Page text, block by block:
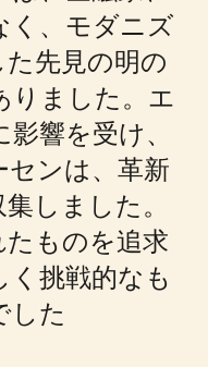
く、モダニズ
先見の明の
りました。エ
響を受け、
ンは、革新
しました。
ものを追求
挑戦的なも
した